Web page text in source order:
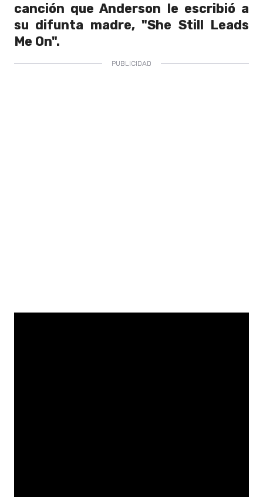
canción que Anderson le escribió a
su difunta madre, "She Still Leads
Me On".